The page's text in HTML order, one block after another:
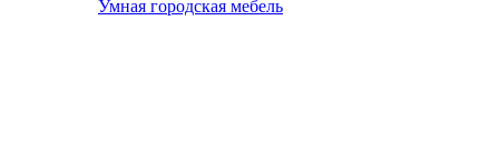
Умная городская мебель